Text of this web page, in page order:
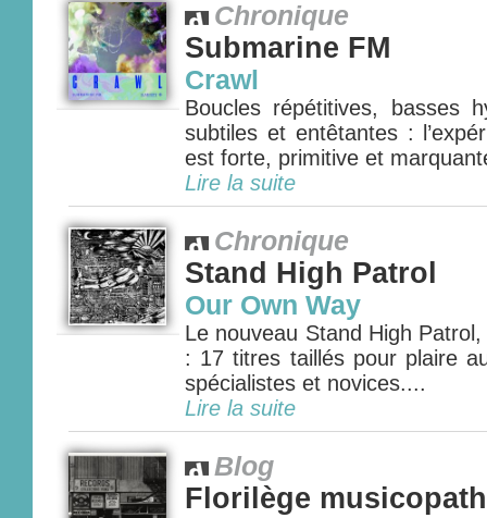
Chronique
Submarine FM
Crawl
Boucles répétitives, basses
subtiles et entêtantes :
est forte, primitive et
Lire la suite
Chronique
Stand High Patrol
Our Own Way
Le nouveau Stand High
: 17 titres taillés pour plaire
spécialistes et novices....
Lire la suite
Blog
Florilège